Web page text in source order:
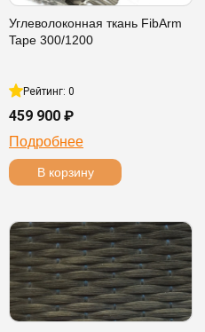
Углеволоконная ткань FibArm
Tape 300/1200
Рейтинг: 0
459 900 ₽
Подробнее
В корзину